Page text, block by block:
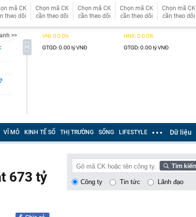
mã CK
theo dõi
Chọn mã CK
cần theo dõi
Chọn mã CK
cần theo dõi
Chọn mã CK
cần theo dõi
Chọn mã CK
cần theo dõi
>>
kỳ
VĨ MÔ KINH TẾ SỐ THỊ TRƯỜNG SỐNG LIFESTYLE Dữ liệu
673 tỷ
Công ty Tin tức Lãnh đạo